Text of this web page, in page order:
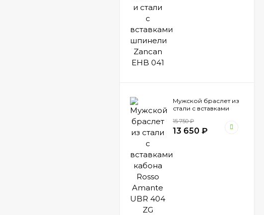
Мужской браслет из
стали с вставками
UBR 404 ZG
15 750₽
13 650 ₽